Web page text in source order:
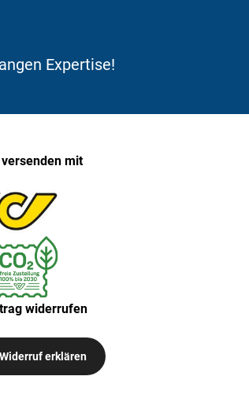
Expertise!
mit
widerrufen
Widerruf erklären